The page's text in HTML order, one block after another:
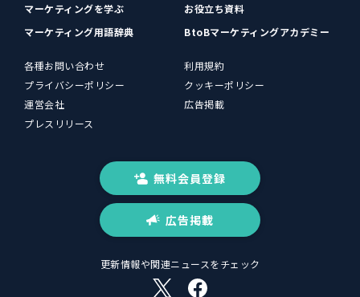
マーケティングを学ぶ
お役立ち資料
マーケティング用語辞典
BtoBマーケティングアカデミー
各種お問い合わせ
利用規約
プライバシーポリシー
クッキーポリシー
運営会社
広告掲載
プレスリリース
無料会員登録
広告掲載
更新情報や関連ニュースをチェック